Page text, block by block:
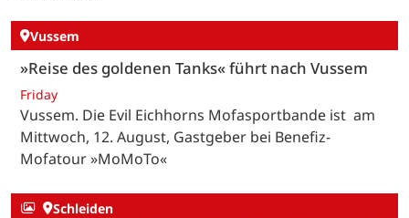
Vussem
»Reise des goldenen Tanks« führt nach Vussem
Friday
Vussem. Die Evil Eichhorns Mofasportbande ist am
Mittwoch, 12. August, Gastgeber bei Benefiz-
Mofatour »MoMoTo«
Schleiden